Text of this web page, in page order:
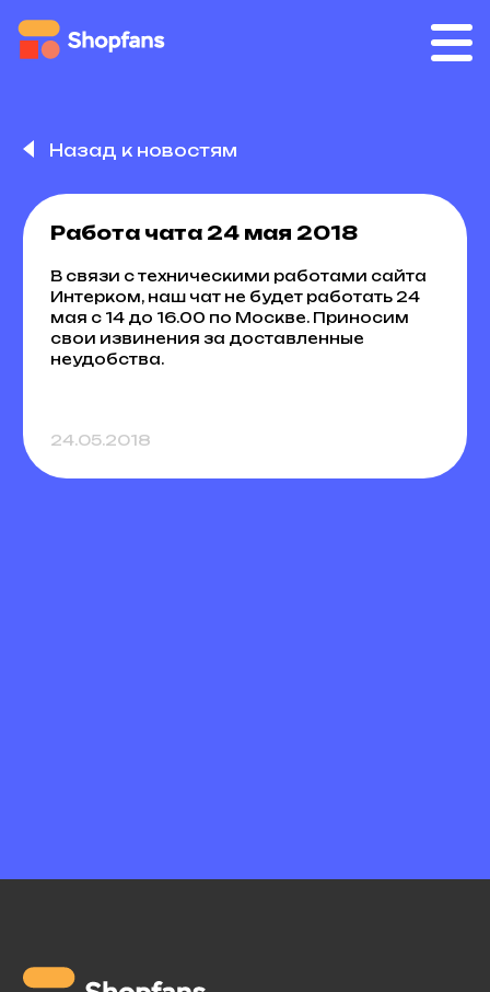
Назад к новостям
Работа чата 24 мая 2018
В связи с техническими работами сайта
Интерком, наш чат не будет работать 24
мая с 14 до 16.00 по Москве. Приносим
свои извинения за доставленные
неудобства.
24.05.2018